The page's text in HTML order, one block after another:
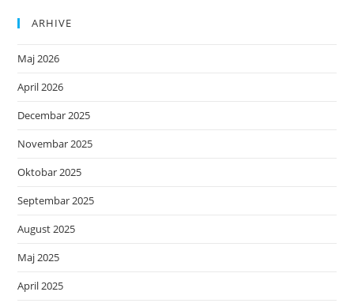
ARHIVE
Maj 2026
April 2026
Decembar 2025
Novembar 2025
Oktobar 2025
Septembar 2025
August 2025
Maj 2025
April 2025